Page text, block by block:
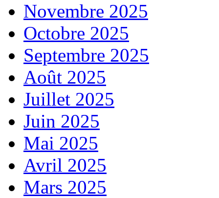
Novembre 2025
Octobre 2025
Septembre 2025
Août 2025
Juillet 2025
Juin 2025
Mai 2025
Avril 2025
Mars 2025